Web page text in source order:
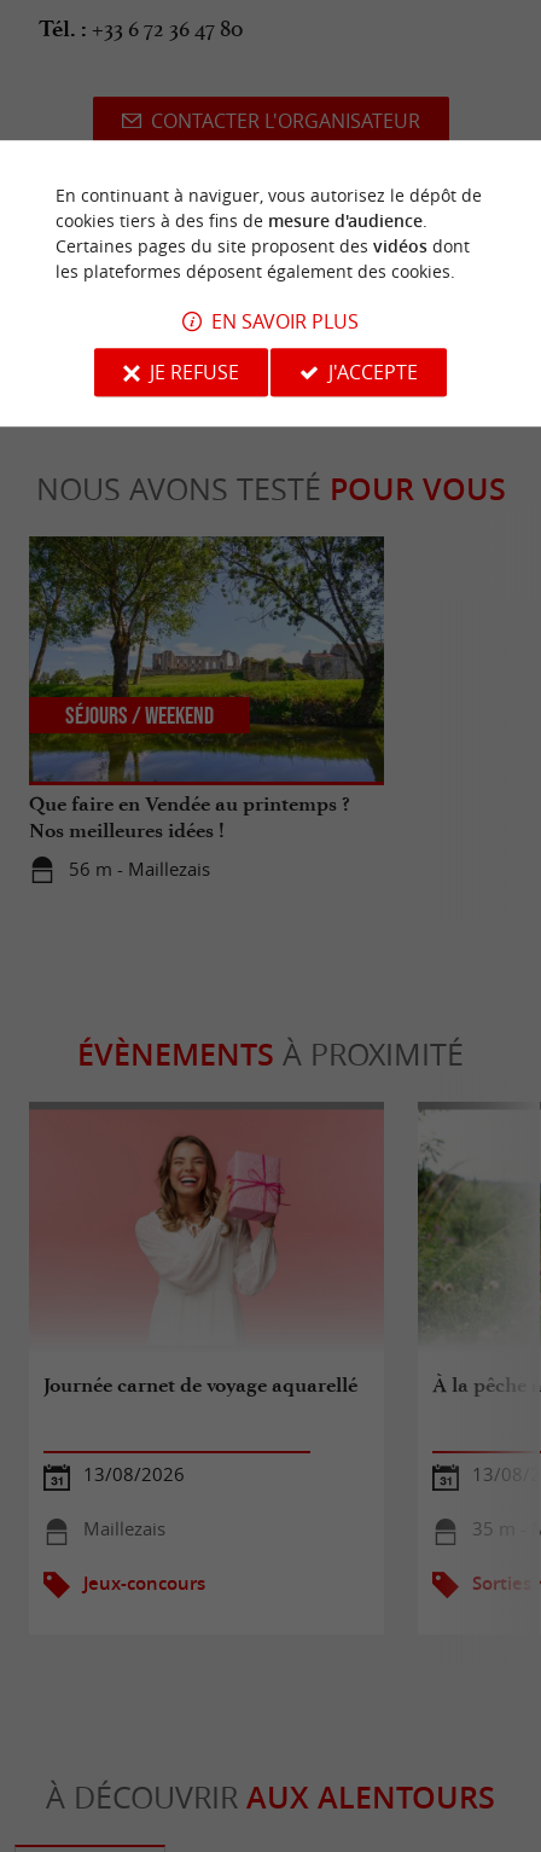
Tél. : +33 6 72 36 47 80
CONTACTER L'ORGANISATEUR
dernière mise à jour :12/04/2026 à 12:00:00
Office de Tourisme Vendée Marais Poitevin
Image d'illustration non contractuelle
NOUS AVONS TESTÉ POUR VOUS
Que faire en Vendée au printemps ?
Nos meilleures idées !
56 m - Maillezais
Séjours / Weekend
ÉVÈNEMENTS À PROXIMITÉ
Journée carnet de voyage aquarellé
13/08/2026
Maillezais
Jeux-concours
À la pêche
13/08/
35 m -
Sorties
À DÉCOUVRIR AUX ALENTOURS
En continuant à naviguer, vous autorisez le dépôt de
cookies tiers à des fins de mesure d'audience.
Certaines pages du site proposent des vidéosdont
les plateformes déposent également des cookies.
EN SAVOIR PLUS
JE REFUSE
J'ACCEPTE